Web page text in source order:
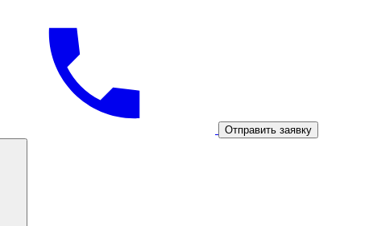
Отправить заявку